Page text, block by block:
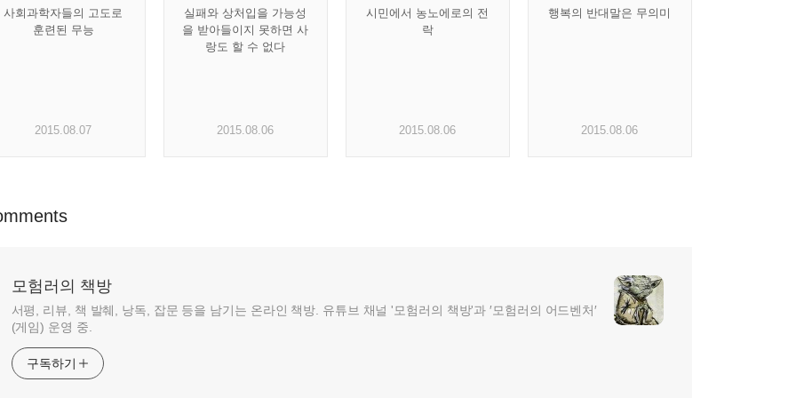
사회과학자들의 고도로
훈련된 무능
2015.08.07
실패와 상처입을 가능성
을 받아들이지 못하면 사
랑도 할 수 없다
2015.08.06
시민에서 농노에로의 전
락
2015.08.06
행복의 반대말은 무의미
2015.08.06
모험러의 책방
서평, 리뷰, 책 발췌, 낭독, 잡문 등을 남기는 온라인 책방. 유튜브 채널 '모험러의 책방'과 ′모험러의 어드벤처′
(게임) 운영 중.
구독하기